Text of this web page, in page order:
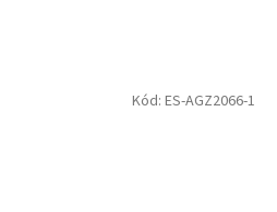
Kód: ES-AGZ2066-1